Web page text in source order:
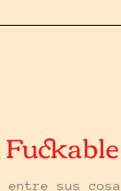
entre sus